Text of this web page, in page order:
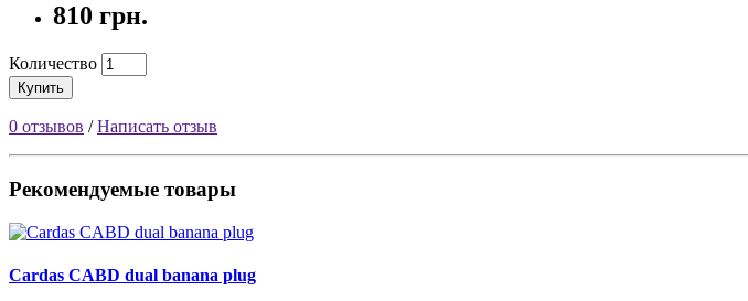
810 грн.
Количество
Купить
0 отзывов /Написать отзыв
Рекомендуемые товары
Cardas CABD dual banana plug